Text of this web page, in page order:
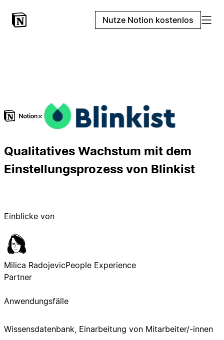
Nutze Notion kostenlos
×
Qualitatives Wachstum mit dem
Einstellungsprozess von Blinkist
Einblicke von
Milica RadojevicPeople Experience
Partner
Anwendungsfälle
Wissensdatenbank, Einarbeitung von Mitarbeiter/-innen